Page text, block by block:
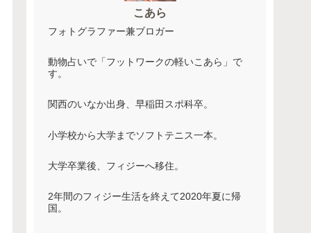
こあら
フォトグラファー兼ブロガー
動物占いで「フットワークの軽いこあら」で
す。
関西のいなか出身、早稲田スポ科卒。
小学校から大学までソフトテニス一本。
大学卒業後、フィジーへ移住。
2年間のフィジー生活を終えて2020年夏に帰
国。